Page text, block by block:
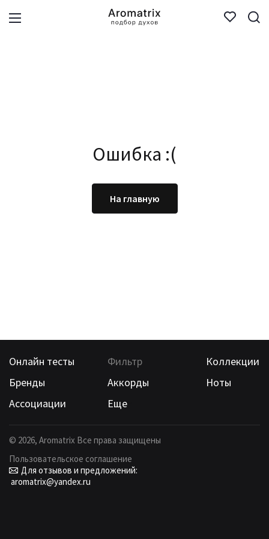
Ошибка :(
На главную
Онлайн тесты Фильтр
Коллекции
Бренды
Аккорды
Ноты
Ассоциации
Еще
© 2026, Aromatrix Все права защищены
Пользовательское соглашение
Для отзывов и предложений:
aromatrix@yandex.ru